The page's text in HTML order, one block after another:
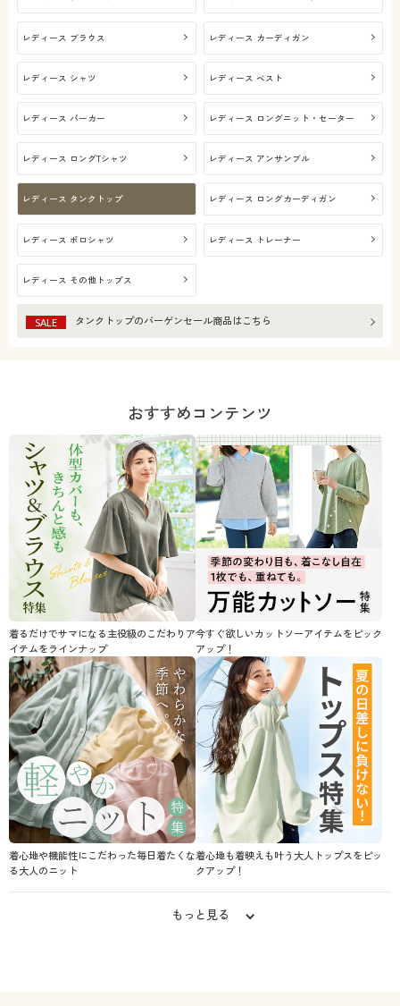
レディース ブラウス レディース カーディガン
レディース シャツ レディース ベスト
レディース パーカー レディース ロングニット・セーター
レディース ロングTシャツ レディース アンサンブル
レディース タンクトップ レディース ロングカーディガン
レディース ポロシャツ レディース トレーナー
レディース その他トップス
SALE タンクトップのバーゲンセール商品はこちら
おすすめコンテンツ
着るだけでサマになる主役級のこだわりア
イテムをラインナップ
今すぐ欲しいカットソーアイテムをピック
アップ！
着心地や機能性にこだわった毎日着たくな
る大人のニット
着心地も着映えも叶う大人トップスをピッ
クアップ！
もっと見る